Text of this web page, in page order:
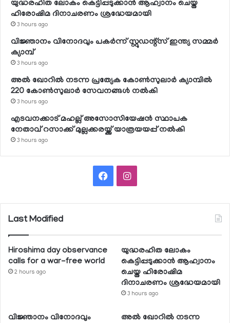
യുദ്ധരഹിത ലോകം കെട്ടിപ്പടുക്കാന്‍ ആഹ്വാനം ചെയ്ത
ഹിരോഷിമ ദിനാചരണം ശ്രദ്ധേയമായി
3 hours ago
വിജ്ഞാനം വിനോദവും പകര്‍ന്ന് സ്റ്റുഡന്റ്‌സ് ഇന്ത്യ സമ്മര്‍
ക്യാമ്പ്
3 hours ago
അല്‍ ഖോറില്‍ നടന്ന പ്രത്യേക കോണ്‍സുലാര്‍ ക്യാമ്പില്‍
220 കോണ്‍സുലാര്‍ സേവനങ്ങള്‍ നല്‍കി
3 hours ago
എടവനക്കാട് മഹല്ല് അസോസിയേഷന്‍ സ്ഥാപക
നേതാവ് റസാക്ക് മുല്ലക്കരയ്ക്ക് യാത്രയയപ്പ് നല്‍കി
3 hours ago
FacebookInstagram
Last Modified
Hiroshima day observance
calls for a war-free world
2 hours ago
യുദ്ധരഹിത ലോകം
കെട്ടിപ്പടുക്കാന്‍ ആഹ്വാനം
ചെയ്ത ഹിരോഷിമ
ദിനാചരണം ശ്രദ്ധേയമായി
3 hours ago
വിജ്ഞാനം വിനോദവും
അല്‍ ഖോറില്‍ നടന്ന